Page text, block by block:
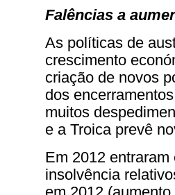
Falências a
As políticas de
crescimento
criação de novos
dos
muitos
e a Troica prevê
Em 2012
insolvência